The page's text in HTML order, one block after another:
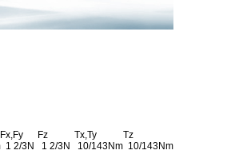
Fz Tx,Ty Tz
1 2/3N 1 2/3N 10/143Nm 10/143Nm